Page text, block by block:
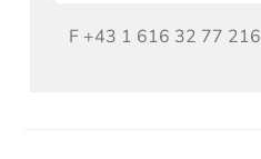
F +43 1 616 32 77 216